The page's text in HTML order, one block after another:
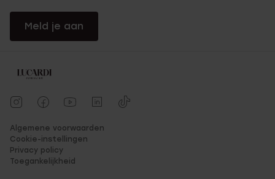
Meld je aan
Algemene voorwaarden
Cookie-instellingen
Privacy policy
Toegankelijkheid